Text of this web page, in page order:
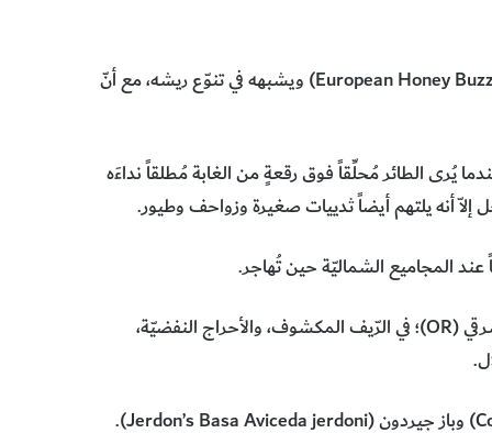
European Honey) ويشبهه في تنوّع ريشه، مع أنّ
يُرى الطائر مُحلِّقاً فوق رقعةٍ من الغابة مُطلقاً نداءَه
أنه يلتهم أيضاً ثدييات صغيرة وزواحف وطيور.
المجاميع الشماليّة حين تُهاجر.
(
OR)؛ في الرّيف المكشوف، والأحراج النفضيّة،
) وباز جيردون (Jerdon’s Basa Aviceda jerdoni
).